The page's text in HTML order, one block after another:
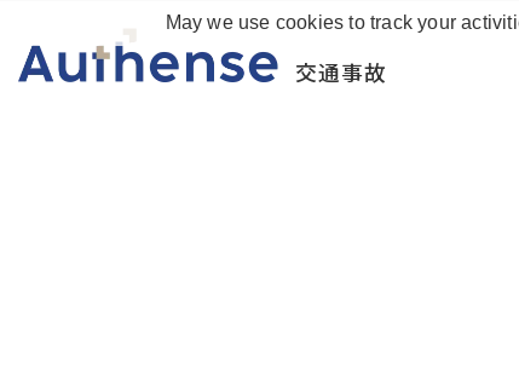
交通事故
May we use cookies to track your